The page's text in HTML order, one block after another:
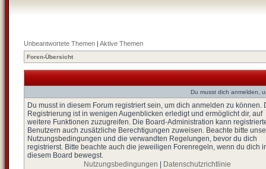
Unbeantwortete Themen | Aktive Themen
Foren-Übersicht
Du musst dich anmelden,
Du musst in diesem Forum registriert sein, um dich anmelden zu können.
Registrierung ist in wenigen Augenblicken erledigt und ermöglicht dir, auf
weitere Funktionen zuzugreifen. Die Board-Administration kann
Benutzern auch zusätzliche Berechtigungen zuweisen. Beachte bitte
Nutzungsbedingungen und die verwandten Regelungen, bevor du dich
registrierst. Bitte beachte auch die jeweiligen Forenregeln, wenn du dich
diesem Board bewegst.
Nutzungsbedingungen
Datenschutzrichtlinie